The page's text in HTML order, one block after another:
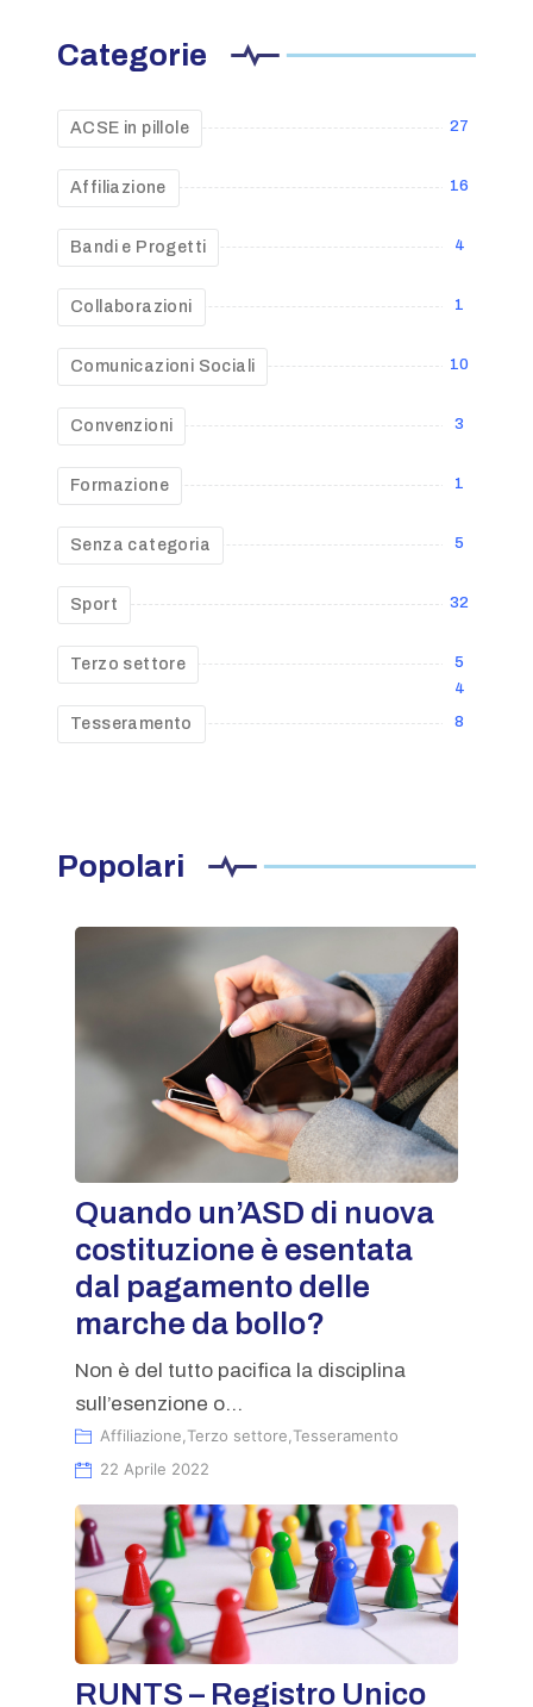
Categorie
ACSE in pillole 27
Affiliazione 16
Bandi e Progetti 4
Collaborazioni 1
Comunicazioni Sociali 10
Convenzioni 3
Formazione 1
Senza categoria 5
Sport 32
Terzo settore
5
4
Tesseramento 8
Popolari
Quando un’ASD di nuova
costituzione è esentata
dal pagamento delle
marche da bollo?
Non è del tutto pacifica la disciplina
sull’esenzione o...
Affiliazione Terzo settore Tesseramento
22 Aprile 2022
RUNTS – Registro Unico